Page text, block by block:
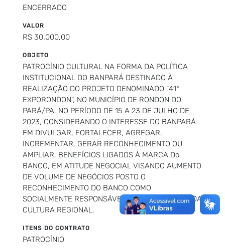
ENCERRADO
VALOR
R$ 30.000,00
OBJETO
PATROCÍNIO CULTURAL NA FORMA DA POLÍTICA
INSTITUCIONAL DO BANPARÁ DESTINADO À
REALIZAÇÃO DO PROJETO DENOMINADO “41ª
EXPORONDON”, NO MUNICÍPIO DE RONDON DO
PARÁ/PA, NO PERÍODO DE 15 A 23 DE JULHO DE
2023, CONSIDERANDO O INTERESSE DO BANPARÁ
EM DIVULGAR, FORTALECER, AGREGAR,
INCREMENTAR, GERAR RECONHECIMENTO OU
AMPLIAR, BENEFÍCIOS LIGADOS À MARCA Do
BANCO, EM ATITUDE NEGOCIAL VISANDO AUMENTO
DE VOLUME DE NEGÓCIOS POSTO O
RECONHECIMENTO DO BANCO COMO
SOCIALMENTE RESPONSÁVEL NA VALORIZAÇÃO DA
CULTURA REGIONAL.
ITENS DO CONTRATO
PATROCÍNIO